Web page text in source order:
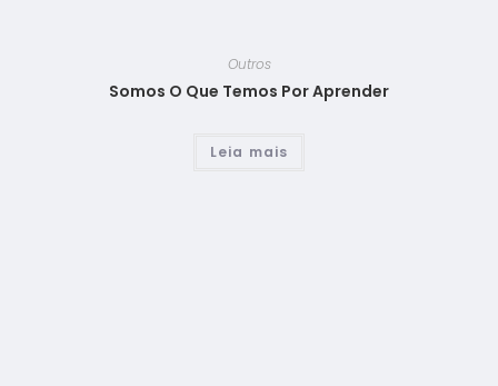
Outros
Somos O Que Temos Por Aprender
Leia mais